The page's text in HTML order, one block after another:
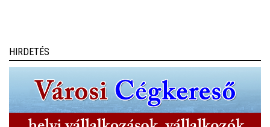
HIRDETÉS